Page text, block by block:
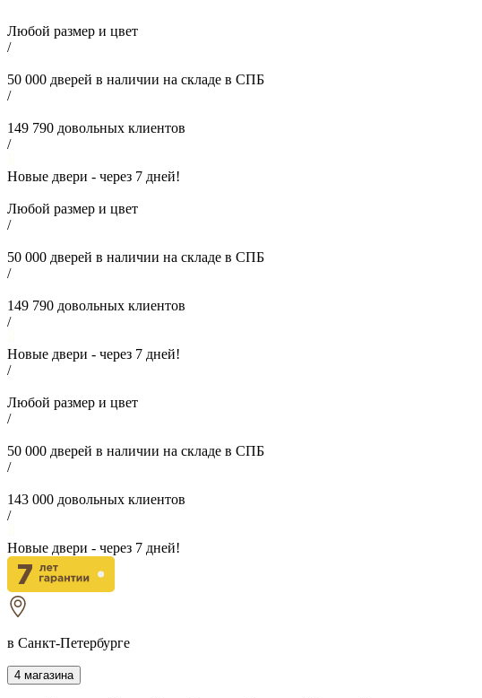
Любой размер и цвет
/
50 000 дверей в наличии на складе в СПБ
/
149 790 довольных клиентов
/
Новые двери - через 7 дней!
Любой размер и цвет
/
50 000 дверей в наличии на складе в СПБ
/
149 790 довольных клиентов
/
Новые двери - через 7 дней!
/
Любой размер и цвет
/
50 000 дверей в наличии на складе в СПБ
/
143 000 довольных клиентов
/
Новые двери - через 7 дней!
в Санкт-Петербурге
4 магазина